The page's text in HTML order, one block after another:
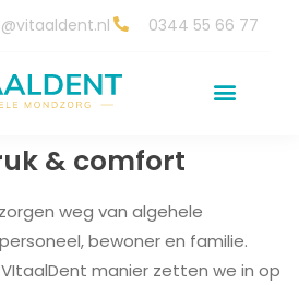
0344 55 66 77
& comfort
weg van algehele
bewoner en familie.
manier zetten we in op